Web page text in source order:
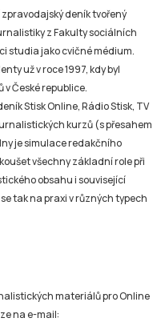
deník tvořený
z Fakulty sociálních
studia jako cvičné médium.
už v roce 1997, kdy byl
České republice.
Stisk Online, Rádio Stisk, TV
kurzů (s přesahem
je simulace redakčního
všechny základní role při
obsahu i související
tak na praxi v různých typech
materiálů pro Online
na e-mail: